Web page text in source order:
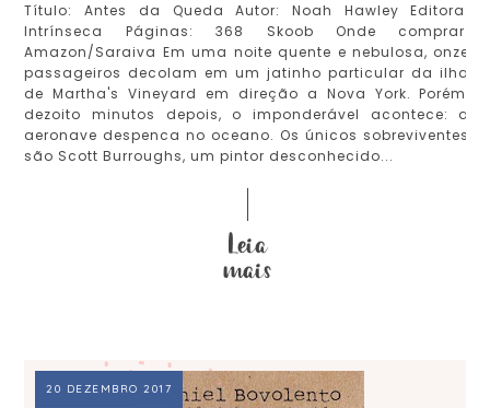
Título: Antes da Queda Autor: Noah Hawley Editora:
Intrínseca Páginas: 368 Skoob Onde comprar:
Amazon/Saraiva Em uma noite quente e nebulosa, onze
passageiros decolam em um jatinho particular da ilha
de Martha's Vineyard em direção a Nova York. Porém,
dezoito minutos depois, o imponderável acontece: a
aeronave despenca no oceano. Os únicos sobreviventes
são Scott Burroughs, um pintor desconhecido...
20 DEZEMBRO 2017